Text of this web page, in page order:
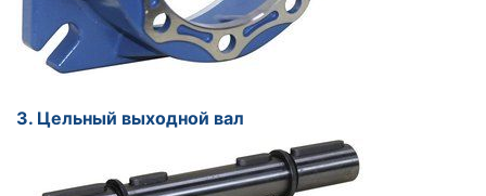
3. Цельный выходной вал